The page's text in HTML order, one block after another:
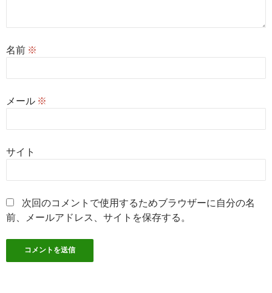
名前 ※
メール ※
サイト
次回のコメントで使用するためブラウザーに自分の名
前、メールアドレス、サイトを保存する。